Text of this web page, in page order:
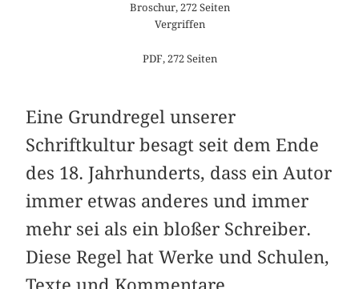
Broschur, 272 Seiten
Vergriffen
PDF, 272 Seiten
Eine Grundregel unserer
Schriftkultur besagt seit dem Ende
des 18. Jahrhunderts, dass ein Autor
immer etwas anderes und immer
mehr sei als ein bloßer Schreiber.
Diese Regel hat Werke und Schulen,